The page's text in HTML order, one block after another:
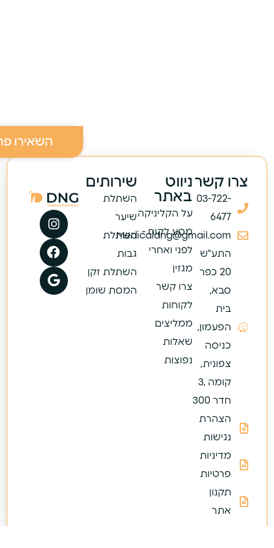
צרו קשר
03-722-
6477
Medicaldng@gmail.com
התע"ש
20 כפר
סבא,
בית
הפעמון,
כניסה
צפונית,
קומה ,3
חדר 300
הצהרת
נגישות
מדיניות
פרטיות
תקנון
אתר
ניווט
באתר
על הקליניקה
מסע לקוח -
לפני ואחרי
מגזין
צרו קשר
לקוחות
ממליצים
שאלות
נפוצות
שירותים
השתלת
שיער
השתלת
גבות
השתלת זקן
המסת שומן
השאירו